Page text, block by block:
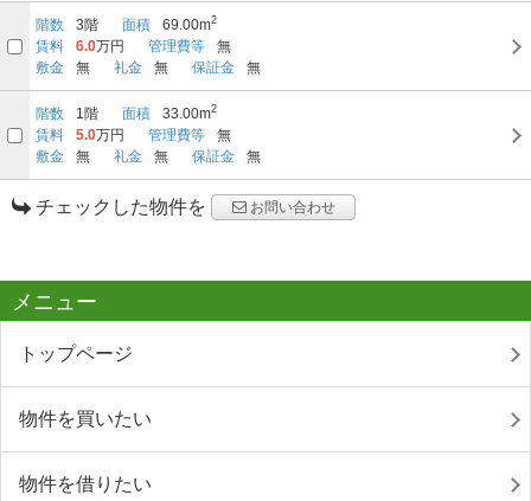
階数 3階 面積 69.00m2
賃料 6.0万円 管理費等
無
敷金
無 礼金 無 保証金 無
階数 1階 面積 33.00m2
賃料 5.0万円 管理費等
無
敷金
無 礼金 無 保証金 無
チェックした物件を お問い合わせ
メニュー
トップページ
物件を買いたい
物件を借りたい